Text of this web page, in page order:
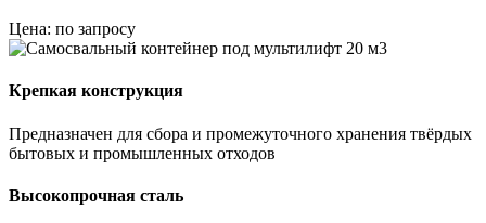
Цена: по запросу
Крепкая конструкция
Предназначен для сбора и промежуточного хранения твёрдых
бытовых и промышленных отходов
Высокопрочная сталь